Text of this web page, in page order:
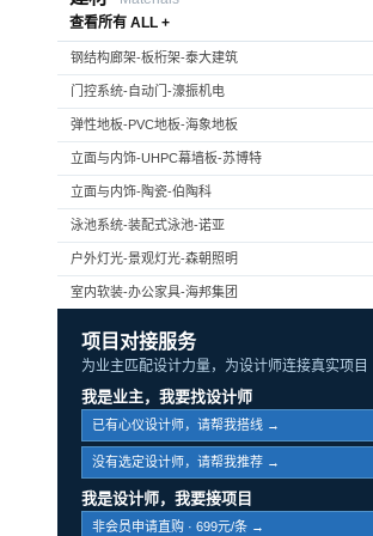
查看所有 ALL +
钢结构廊架-板桁架-泰大建筑
门控系统-自动门-濠振机电
弹性地板-PVC地板-海象地板
立面与内饰-UHPC幕墙板-苏博特
立面与内饰-陶瓷-伯陶科
泳池系统-装配式泳池-诺亚
户外灯光-景观灯光-森朝照明
室内软装-办公家具-海邦集团
项目对接服务
为业主匹配设计力量，为设计师连接真实项目
我是业主，我要找设计师
已有心仪设计师，请帮我搭线 →
没有选定设计师，请帮我推荐 →
我是设计师，我要接项目
非会员申请直购 · 699元/条 →